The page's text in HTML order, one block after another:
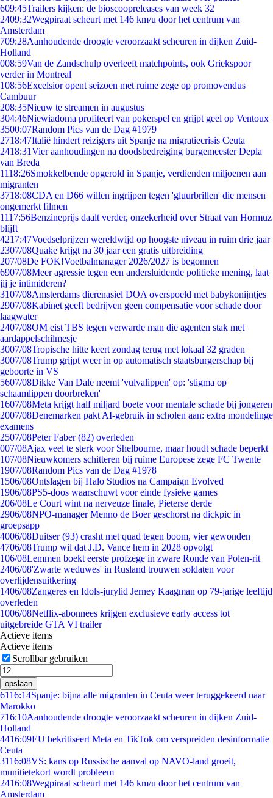
609:45Trailers kijken: de bioscoopreleases van week 32
2409:32Wegpiraat scheurt met 146 km/u door het centrum van
Amsterdam
709:28Aanhoudende droogte veroorzaakt scheuren in dijken Zuid-
Holland
008:59Van de Zandschulp overleeft matchpoints, ook Griekspoor
verder in Montreal
108:56Excelsior opent seizoen met ruime zege op promovendus
Cambuur
208:35Nieuw te streamen in augustus
304:46Niewiadoma profiteert van pokerspel en grijpt geel op Ventoux
3500:07Random Pics van de Dag #1979
2718:47Italië hindert reizigers uit Spanje na migratiecrisis Ceuta
2418:31Vier aanhoudingen na doodsbedreiging burgemeester Depla
van Breda
1118:26Smokkelbende opgerold in Spanje, verdienden miljoenen aan
migranten
3718:08CDA en D66 willen ingrijpen tegen 'gluurbrillen' die mensen
ongemerkt filmen
1117:56Benzineprijs daalt verder, onzekerheid over Straat van Hormuz
blijft
4217:47Voedselprijzen wereldwijd op hoogste niveau in ruim drie jaar
2307/08Quake krijgt na 30 jaar een gratis uitbreiding
207/08De FOK!Voetbalmanager 2026/2027 is begonnen
6907/08Meer agressie tegen een andersluidende politieke mening, laat
jij je intimideren?
3107/08Amsterdams dierenasiel DOA overspoeld met babykonijntjes
2907/08Kabinet geeft bedrijven geen compensatie voor schade door
laagwater
2407/08OM eist TBS tegen verwarde man die agenten stak met
aardappelschilmesje
3007/08Tropische hitte keert zondag terug met lokaal 32 graden
3007/08Trump grijpt weer in op automatisch staatsburgerschap bij
geboorte in VS
5607/08Dikke Van Dale neemt 'vulvalippen' op: 'stigma op
schaamlippen doorbreken'
1607/08Meta krijgt half miljard boete voor mentale schade bij jongeren
2007/08Denemarken pakt AI-gebruik in scholen aan: extra mondelinge
examens
2507/08Peter Faber (82) overleden
007/08Ajax veel te sterk voor Shelbourne, maar houdt schade beperkt
107/08Nieuwkomers schitteren bij ruime Europese zege FC Twente
1907/08Random Pics van de Dag #1978
1506/08Ontslagen bij Halo Studios na Campaign Evolved
1906/08PS5-doos waarschuwt voor einde fysieke games
206/08Le Court wint na nerveuze finale, Pieterse derde
2906/08NPO-manager Menno de Boer geschorst na dickpic in
groepsapp
4006/08Duitser (93) crasht met quad tegen boom, vier gewonden
4706/08Trump wil dat J.D. Vance hem in 2028 opvolgt
106/08Lemmen boekt eerste profzege in zware Ronde van Polen-rit
2406/08'Zwarte weduwes' in Rusland trouwen soldaten voor
overlijdensuitkering
1406/08Zangeres en Idols-jurylid Jerney Kaagman op 79-jarige leeftijd
overleden
1006/08Netflix-abonnees krijgen exclusieve early access tot
uitgebreide GTA VI trailer
Actieve items
Actieve items
Scrollbar gebruiken
opslaan
6116:14Spanje: bijna alle migranten in Ceuta weer teruggekeerd naar
Marokko
716:10Aanhoudende droogte veroorzaakt scheuren in dijken Zuid-
Holland
4416:09EU bekritiseert Meta en TikTok om verspreiden desinformatie
Ceuta
3116:08VS: kans op Russische aanval op NAVO-land groeit,
munitietekort wordt probleem
2416:08Wegpiraat scheurt met 146 km/u door het centrum van
Amsterdam